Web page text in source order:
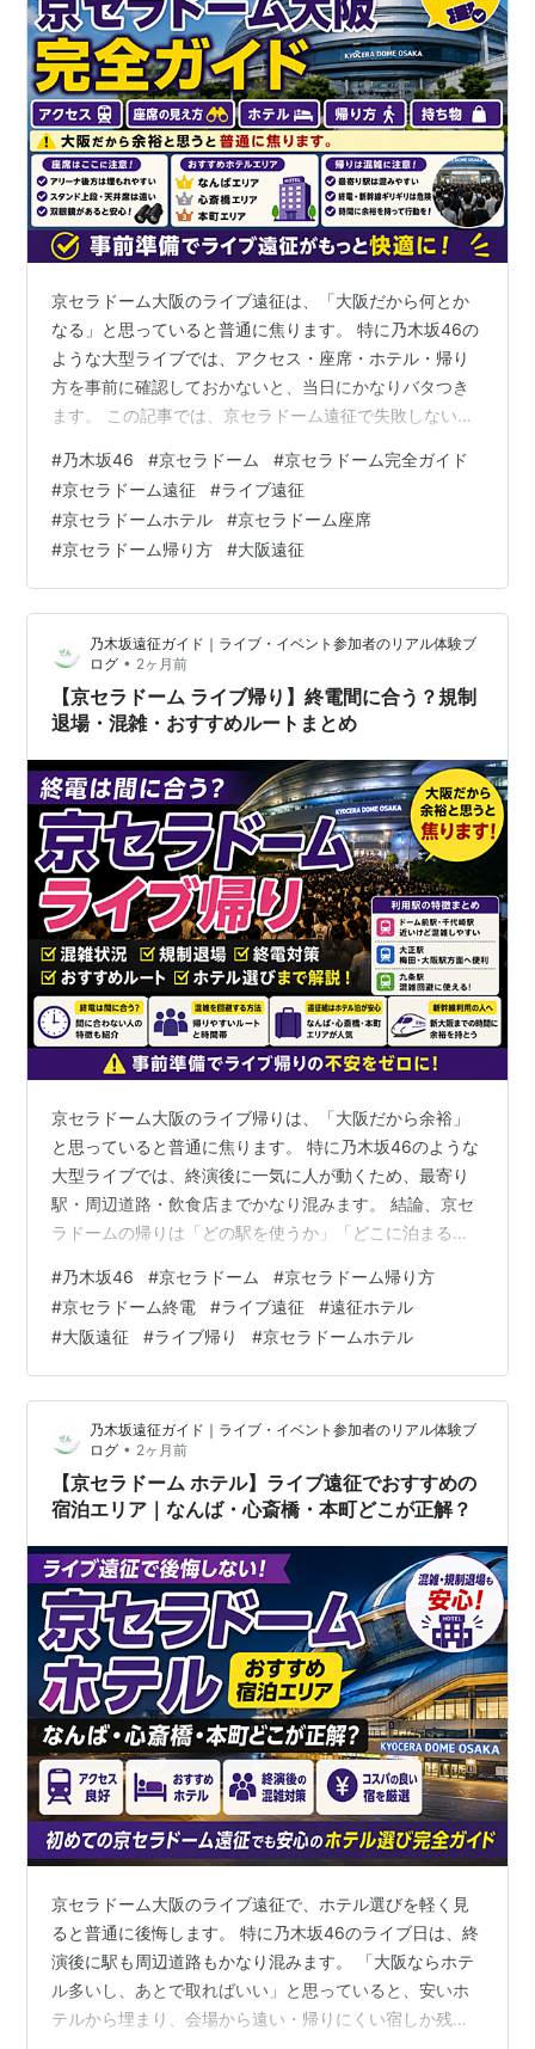
京セラドーム大阪のライブ遠征は、「大阪だから何とか
なる」と思っていると普通に焦ります。 特に乃木坂46の
ような大型ライブでは、アクセス・座席・ホテル・帰り
方を事前に確認しておかないと、当日にかなりバタつき
ます。 この記事では、京セラドーム遠征で失敗しないた
物までまとめて解説します。 先に結論 京セラドームはア
クセス自体は便利 ただしライブ後は駅がかなり混みやす
い 座席はスタンド上段・天井席・アリーナ後方に注意 遠
征組はなんば・心斎橋・本町周辺のホテルが安心 終電・
新幹線ギリギリの予定は危険 京セラドーム遠征で後悔し
たくない人へ ライブ日はホテル…
#乃木坂46 #京セラドーム #京セラドーム完全ガイド
#京セラドーム遠征 #ライブ遠征
#京セラドームホテル #京セラドーム座席
#京セラドーム帰り方 #大阪遠征
乃木坂遠征ガイド｜ライブ・イベント参加者のリアル体験ブ
ログ • 2ヶ月前
【京セラドーム ライブ帰り】終電間に合う？規制
退場・混雑・おすすめルートまとめ
京セラドーム大阪のライブ帰りは、「大阪だから余裕」
と思っていると普通に焦ります。 特に乃木坂46のような
大型ライブでは、終演後に一気に人が動くため、最寄り
駅・周辺道路・飲食店までかなり混みます。 結論、京セ
ラドームの帰りは「どの駅を使うか」「どこに泊まる
わります。 先に結論 最寄り駅は混雑しやすい 大正駅・
ドーム前千代崎駅・九条駅を使い分ける 終電ギリギリの
予定は危険 遠征組はなんば・心斎橋・本町周辺のホテル
が安心 新幹線利用なら時間にかなり余裕を持つ 京セラド
ーム遠征で帰りに焦りたくない人へ ライブ後は駅混雑で
移動に時間がかかることがあります…
#乃木坂46 #京セラドーム #京セラドーム帰り方
#京セラドーム終電 #ライブ遠征 #遠征ホテル
#大阪遠征 #ライブ帰り #京セラドームホテル
乃木坂遠征ガイド｜ライブ・イベント参加者のリアル体験ブ
ログ • 2ヶ月前
【京セラドーム ホテル】ライブ遠征でおすすめの
宿泊エリア｜なんば・心斎橋・本町どこが正解？
京セラドーム大阪のライブ遠征で、ホテル選びを軽く見
ると普通に後悔します。 特に乃木坂46のライブ日は、終
演後に駅も周辺道路もかなり混みます。 「大阪ならホテ
ル多いし、あとで取ればいい」と思っていると、安いホ
テルから埋まり、会場から遠い・帰りにくい宿しか残ら